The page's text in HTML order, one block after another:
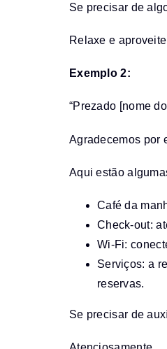
Se precisar de
Relaxe e
Exemplo 2:
“Prezado [nome
Agradecemos por
Aqui estão
Café da
Check-out:
Wi-Fi:
Serviços: a
reservas.
Se precisar de